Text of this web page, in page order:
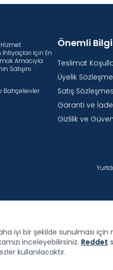
Için En
Amacıyla
Satışını
Bahçelievler
Önemli
Teslimat
Üyelik
Satış
Garanti ve İade
Gizlilik ve
iyi bir şekilde sunulması
inceleyebilirsiniz. Reddet
kullanılacaktır.